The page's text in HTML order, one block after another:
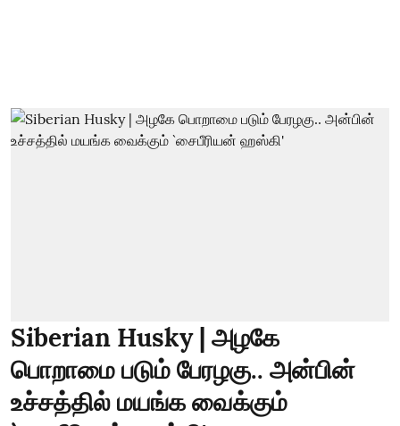
Siberian Husky | அழகே
பொறாமை படும் பேரழகு.. அன்பின்
உச்சத்தில் மயங்க வைக்கும்